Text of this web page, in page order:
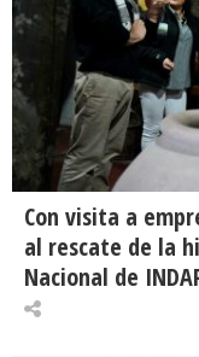
Con visita a
al rescate de la
Nacional de